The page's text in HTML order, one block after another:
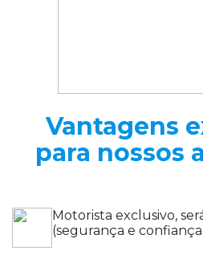
Vantagens
para nossos
Motorista exclusivo,
(segurança